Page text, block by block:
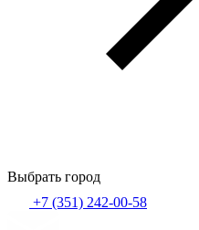
Выбрать город
+7 (351) 242-00-58